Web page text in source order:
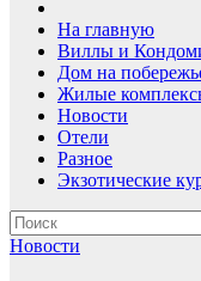
На главную
Виллы и
Дом на
Жилые
Новости
Отели
Разное
Экзотические
Новости